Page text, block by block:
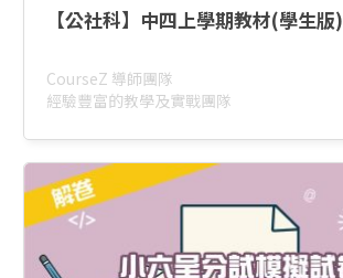
【公社科】中四上學期教材(學生版)
CourseZ 導師團隊
經驗豐富的教學及實戰團隊